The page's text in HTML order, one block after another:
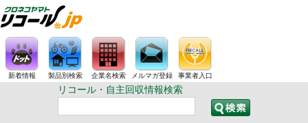
新着情報 製品別検索 企業名検索 メルマガ登録 事業者入口
リコール・自主回収情報検索